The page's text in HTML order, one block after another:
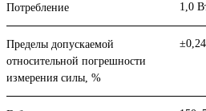
Потребление 1,0
Пределы допускаемой
относительной погрешности
измерения силы, %